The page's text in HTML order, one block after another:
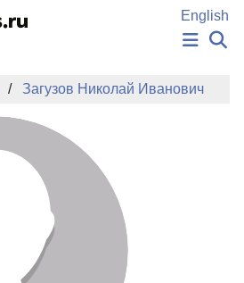
English
НОВОСТИ
АВТОРЫ
РУКОПИСЬ
БАЗА ЗНАНИЙ
СЛОВА
Загузов Николай Иванович